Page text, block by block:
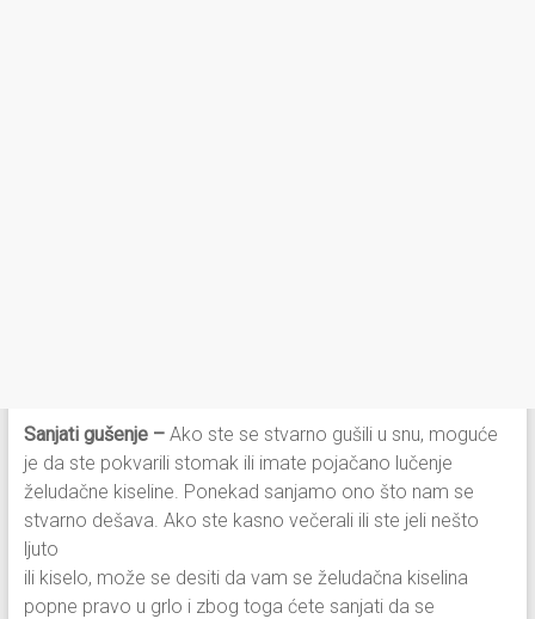
Sanjati gušenje – Ako ste se stvarno gušili u snu, moguće
je da ste pokvarili stomak ili imate pojačano lučenje
želudačne kiseline. Ponekad sanjamo ono što nam se
stvarno dešava. Ako ste kasno večerali ili ste jeli nešto
ljuto
ili kiselo, može se desiti da vam se želudačna kiselina
popne pravo u grlo i zbog toga ćete sanjati da se